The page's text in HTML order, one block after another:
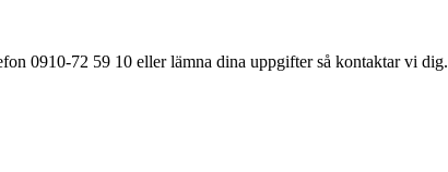
0910-72 59 10 eller lämna dina uppgifter så kontaktar vi dig.